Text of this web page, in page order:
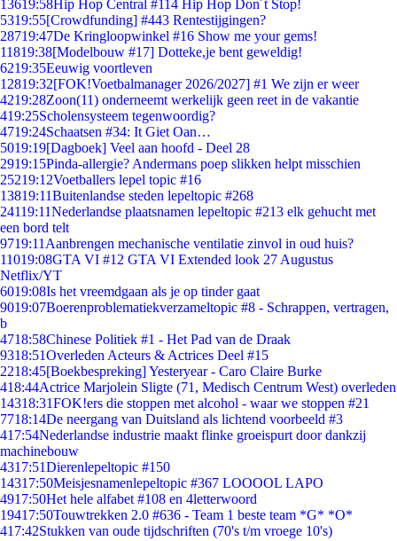
13619:58Hip Hop Central #114 Hip Hop Don´t Stop!
5319:55[Crowdfunding] #443 Rentestijgingen?
28719:47De Kringloopwinkel #16 Show me your gems!
11819:38[Modelbouw #17] Dotteke,je bent geweldig!
6219:35Eeuwig voortleven
12819:32[FOK!Voetbalmanager 2026/2027] #1 We zijn er weer
4219:28Zoon(11) onderneemt werkelijk geen reet in de vakantie
419:25Scholensysteem tegenwoordig?
4719:24Schaatsen #34: It Giet Oan…
5019:19[Dagboek] Veel aan hoofd - Deel 28
2919:15Pinda-allergie? Andermans poep slikken helpt misschien
25219:12Voetballers lepel topic #16
13819:11Buitenlandse steden lepeltopic #268
24119:11Nederlandse plaatsnamen lepeltopic #213 elk gehucht met
een bord telt
9719:11 Aanbrengen mechanische ventilatie zinvol in oud huis?
11019:08GTA VI #12 GTA VI Extended look 27 Augustus
Netflix/YT
6019:08Is het vreemdgaan als je op tinder gaat
9019:07Boerenproblematiekverzameltopic #8 - Schrappen, vertragen,
b
4718:58Chinese Politiek #1 - Het Pad van de Draak
9318:51Overleden Acteurs & Actrices Deel #15
2218:45[Boekbespreking] Yesteryear - Caro Claire Burke
418:44Actrice Marjolein Sligte (71, Medisch Centrum West) overleden
14318:31FOK!ers die stoppen met alcohol - waar we stoppen #21
7718:14De neergang van Duitsland als lichtend voorbeeld #3
417:54Nederlandse industrie maakt flinke groeispurt door dankzij
machinebouw
4317:51Dierenlepeltopic #150
14317:50Meisjesnamenlepeltopic #367 LOOOOL LAPO
4917:50Het hele alfabet #108 en 4letterwoord
19417:50Touwtrekken 2.0 #636 - Team 1 beste team *G* *O*
417:42Stukken van oude tijdschriften (70's t/m vroege 10's)